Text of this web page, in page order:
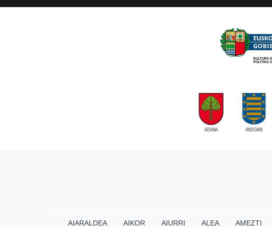
AIARALDEA AIKOR AIURRI ALEA AMEZTI